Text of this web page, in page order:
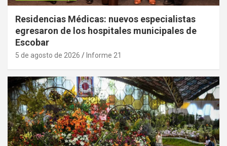
Residencias Médicas: nuevos especialistas
egresaron de los hospitales municipales de
Escobar
5 de agosto de 2026 Informe 21